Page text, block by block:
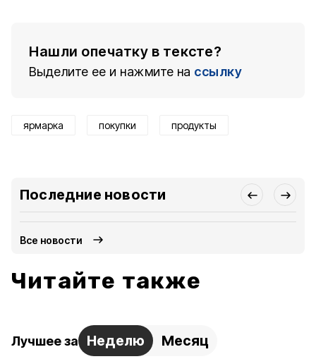
Нашли опечатку в тексте?
Выделите ее и нажмите на ссылку
ярмарка покупки продукты
Последние новости
Все новости
Читайте также
Лучшее за Неделю Месяц